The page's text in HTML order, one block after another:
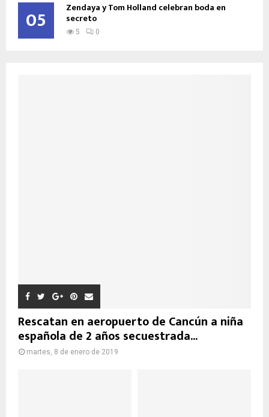
05 Zendaya y Tom Holland celebran boda en
secreto
5 0
Rescatan en aeropuerto de Cancún a niña
española de 2 años secuestrada...
martes, 8 de enero de 2019